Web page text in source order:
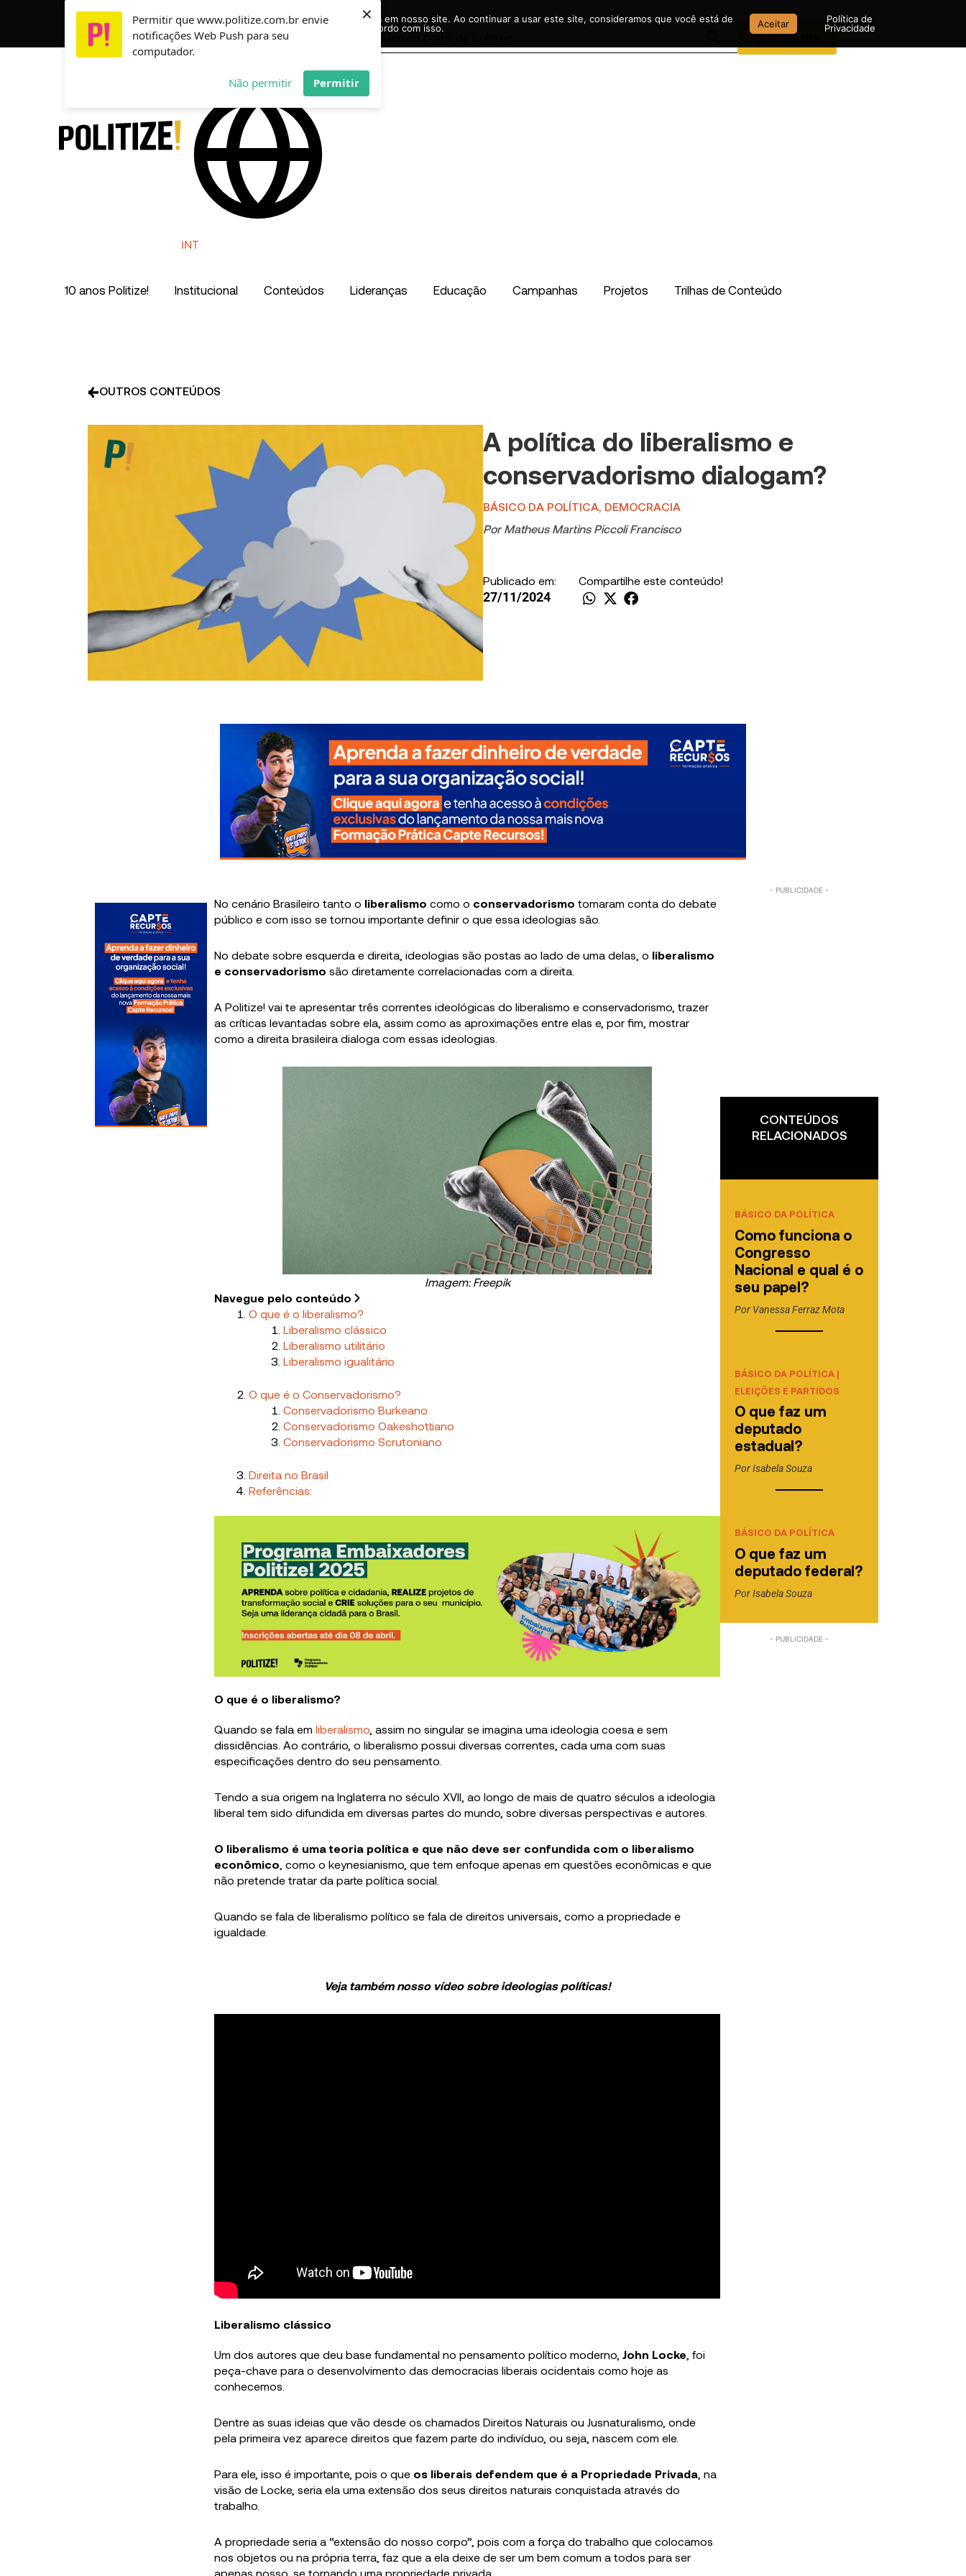
Permitir que www.politize.com.br envie
notificações Web Push para seu
computador.
Não permitir Permitir
×
CO
INT
Pesquisar
DOE AGORA
10 anos Politize! Institucional Conteúdos Lideranças Educação Campanhas Projetos Trilhas de Conteúdo
OUTROS CONTEÚDOS
A política do liberalismo e
conservadorismo dialogam?
BÁSICO DA POLÍTICA DEMOCRACIA
Por Matheus Martins Piccoli Francisco
Publicado em:
27/11/2024
Compartilhe este conteúdo!
No cenário Brasileiro tanto o liberalismo como o conservadorismo tomaram conta do debate
público e com isso se tornou importante definir o que essa ideologias são.
No debate sobre esquerda e direita, ideologias são postas ao lado de uma delas, o liberalismo
e conservadorismo são diretamente correlacionadas com a direita.
A Politize! vai te apresentar três correntes ideológicas do liberalismo e conservadorismo, trazer
as críticas levantadas sobre ela, assim como as aproximações entre elas e, por fim, mostrar
como a direita brasileira dialoga com essas ideologias.
Imagem: Freepik
Navegue pelo conteúdo
O que é o liberalismo?
Liberalismo clássico
Liberalismo utilitário
Liberalismo igualitário
O que é o Conservadorismo?
Conservadorismo Burkeano
Conservadorismo Oakeshottiano
Conservadorismo Scrutoniano
Direita no Brasil
Referências:
O que é o liberalismo?
Quando se fala em liberalismo , assim no singular se imagina uma ideologia coesa e sem
dissidências. Ao contrário, o liberalismo possui diversas correntes, cada uma com suas
especificações dentro do seu pensamento.
Tendo a sua origem na Inglaterra no século XVII, ao longo de mais de quatro séculos a ideologia
liberal tem sido difundida em diversas partes do mundo, sobre diversas perspectivas e autores.
O liberalismo é uma teoria política e que não deve ser confundida com o liberalismo
econômico , como o keynesianismo, que tem enfoque apenas em questões econômicas e que
não pretende tratar da parte política social.
Quando se fala de liberalismo político se fala de direitos universais, como a propriedade e
igualdade.
Veja também nosso vídeo sobre ideologias políticas!
Liberalismo clássico
Um dos autores que deu base fundamental no pensamento político moderno, John Locke , foi
peça-chave para o desenvolvimento das democracias liberais ocidentais como hoje as
conhecemos.
Dentre as suas ideias que vão desde os chamados Direitos Naturais ou Jusnaturalismo, onde
pela primeira vez aparece direitos que fazem parte do indivíduo, ou seja, nascem com ele.
Para ele, isso é importante, pois o que os liberais defendem que é a Propriedade Privada , na
visão de Locke, seria ela uma extensão dos seus direitos naturais conquistada através do
trabalho.
A propriedade seria a “extensão do nosso corpo”, pois com a força do trabalho que colocamos
nos objetos ou na própria terra, faz que a ela deixe de ser um bem comum a todos para ser
apenas nosso, se tornando uma propriedade privada.
CONTEÚDOS
RELACIONADOS
BÁSICO DA POLÍTICA
Como funciona o
Congresso
Nacional e qual é o
seu papel?
Por Vanessa Ferraz Mota
BÁSICO DA POLÍTICA |
ELEIÇÕES E PARTIDOS
O que faz um
deputado
estadual?
PorIsabela Souza
BÁSICO DA POLÍTICA
O que faz um
deputado federal?
PorIsabela Souza
Usamos cookies para garantir que você tenha a melhor experiência em nosso site. Ao continuar a usar este site, consideramos que você está de
acordo com isso.
Aceitar
Política de
Privacidade